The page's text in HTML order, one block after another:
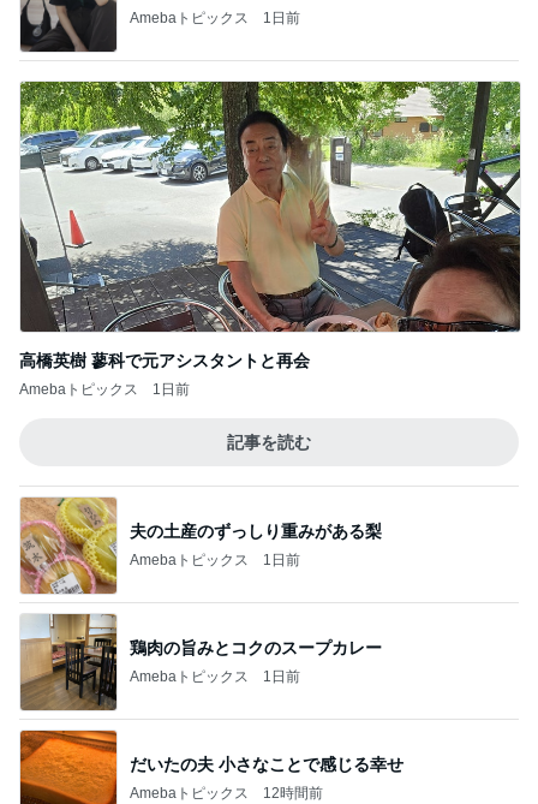
Amebaトピックス 1日前
高橋英樹 蓼科で元アシスタントと再会
Amebaトピックス 1日前
記事を読む
夫の土産のずっしり重みがある梨
Amebaトピックス 1日前
鶏肉の旨みとコクのスープカレー
Amebaトピックス 1日前
だいたの夫 小さなことで感じる幸せ
Amebaトピックス 12時間前